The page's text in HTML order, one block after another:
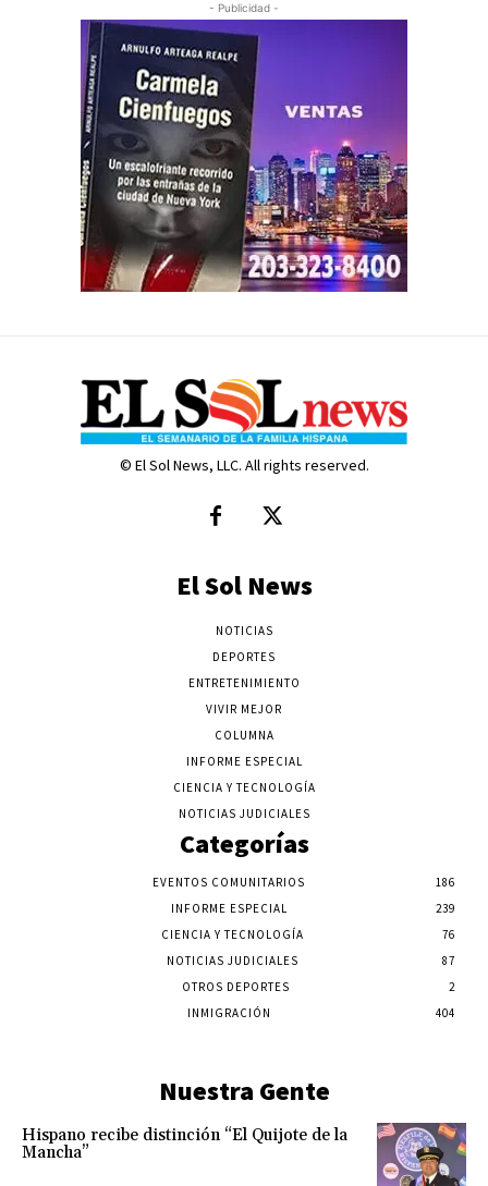
- Publicidad -
© El Sol News, LLC. All rights reserved.
El Sol News
NOTICIAS
DEPORTES
ENTRETENIMIENTO
VIVIR MEJOR
COLUMNA
INFORME ESPECIAL
CIENCIA Y TECNOLOGÍA
NOTICIAS JUDICIALES
Categorías
EVENTOS COMUNITARIOS
186
INFORME ESPECIAL
239
CIENCIA Y TECNOLOGÍA
76
NOTICIAS JUDICIALES
87
OTROS DEPORTES
2
INMIGRACIÓN
404
Nuestra Gente
Hispano recibe distinción “El Quijote de la
Mancha”